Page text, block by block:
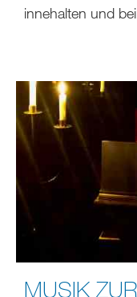
innehalten und
MUSIK